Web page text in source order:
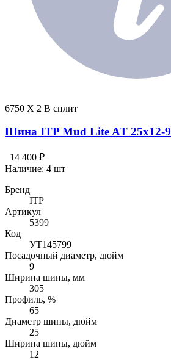
6750 X 2 В сплит
Шина ITP Mud Lite AT 25x12-9
14 400 ₽
Наличие: 4 шт
Бренд
ITP
Артикул
5399
Код
УТ145799
Посадочный диаметр, дюйм
9
Ширина шины, мм
305
Профиль, %
65
Диаметр шины, дюйм
25
Ширина шины, дюйм
12